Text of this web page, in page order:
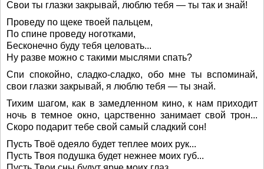
Свои ты глазки закрывай, люблю тебя — ты так и знай!
Проведу по щеке твоей пальцем,
По спине проведу ноготками,
Бесконечно буду тебя целовать...
Ну разве можно с такими мыслями спать?
Спи спокойно, сладко-сладко, обо мне ты вспоминай,
свои глазки закрывай, я люблю тебя — ты знай.
Тихим шагом, как в замедленном кино, к нам приходит
ночь в темное окно, царственно занимает свой трон...
Скоро подарит тебе свой самый сладкий сон!
Пусть Твоё одеяло будет теплее моих рук...
Пусть Твоя подушка будет нежнее моих губ...